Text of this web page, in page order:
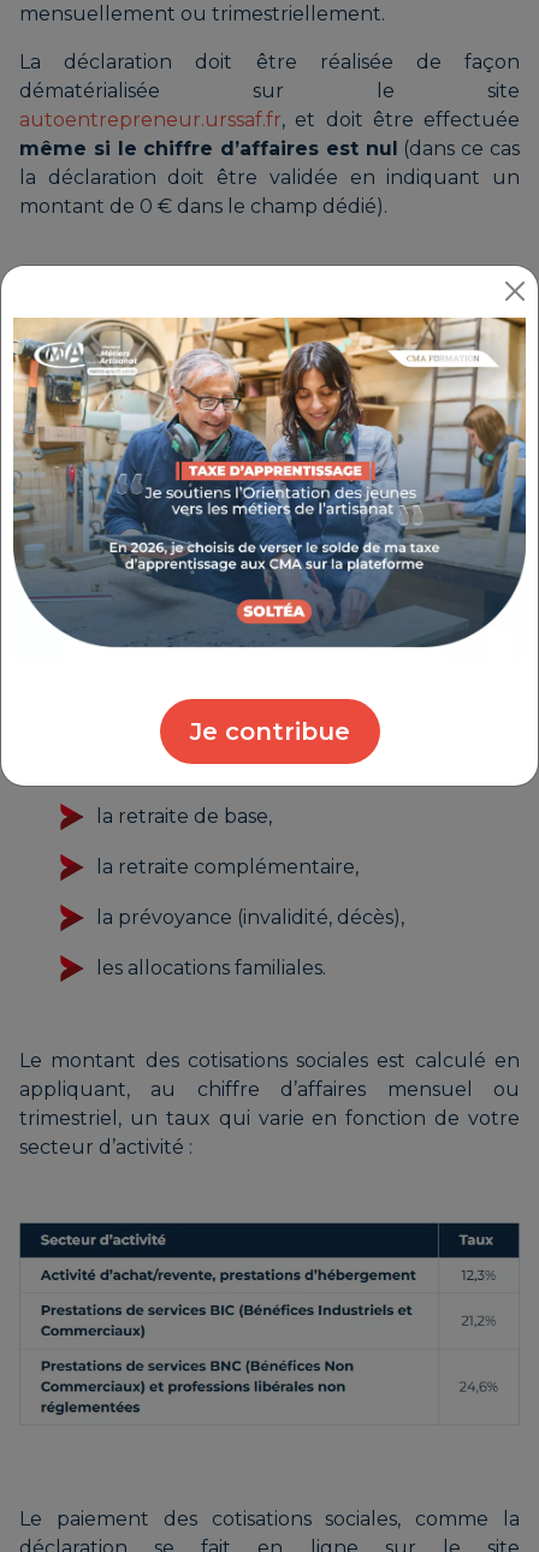
Je contribue
mensuellement ou trimestriellement.
La déclaration doit être réalisée de façon
dématérialisée sur le site
autoentrepreneur.urssaf.fr, et doit être effectuée
même si le chiffre d’affaires est nul (dans ce cas
la déclaration doit être validée en indiquant un
montant de 0 € dans le champ dédié).
À SAVOIR
Si vous ne respectez pas la date d’échéance,
une pénalité de 58€ et des majorations
s’appliqueront sur vos cotisations sociales
PAIEMENT DES COTISATIONS
SOCIALES
En tant que micro entrepreneur, vous bénéficiez
la retraite de base,
la retraite complémentaire,
la prévoyance (invalidité, décès),
les allocations familiales.
Le montant des cotisations sociales est calculé en
appliquant, au chiffre d’affaires mensuel ou
trimestriel, un taux qui varie en fonction de votre
secteur d’activité :
Le paiement des cotisations sociales, comme la
déclaration se fait en ligne sur le site